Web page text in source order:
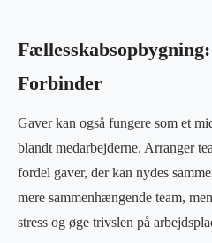
Forbinder
Gaver kan også fungere som et
blandt medarbejderne. Arranger
fordel gaver, der kan nydes
mere sammenhængende team,
stress og øge trivslen på